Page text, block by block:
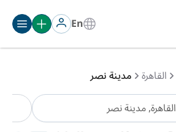
En
القاهرة مدينة نصر